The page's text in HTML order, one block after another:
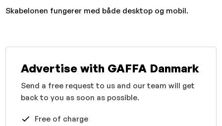
Skabelonen fungerer med både desktop og mobil.
Advertise with GAFFA Danmark
Send a free request to us and our team will get
back to you as soon as possible.
Free of charge